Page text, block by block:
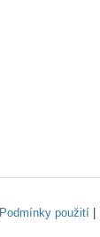
Podmínky použití